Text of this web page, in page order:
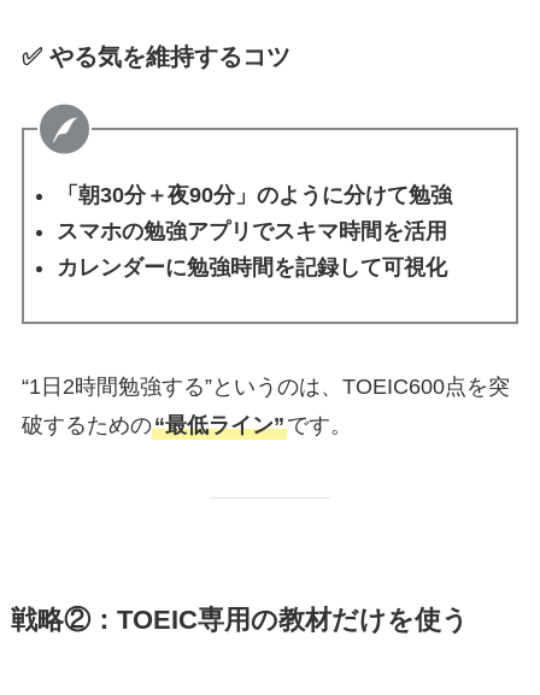
✅ やる気を維持するコツ
「朝30分＋夜90分」のように分けて勉強
スマホの勉強アプリでスキマ時間を活用
カレンダーに勉強時間を記録して可視化
“1日2時間勉強する”というのは、TOEIC600点を突
破するための“最低ライン”です。
戦略②：TOEIC専用の教材だけを使う